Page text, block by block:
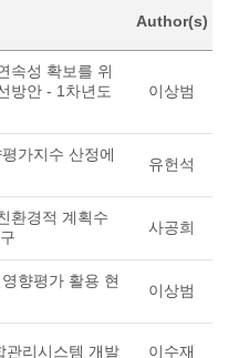
Author(s)
속성 확보를 위
방안 - 1차년도
이상범
가지수 산정에
유헌석
환경적 계획수
사공희
향평가 활용 현
이상범
관리시스템 개발 이수재